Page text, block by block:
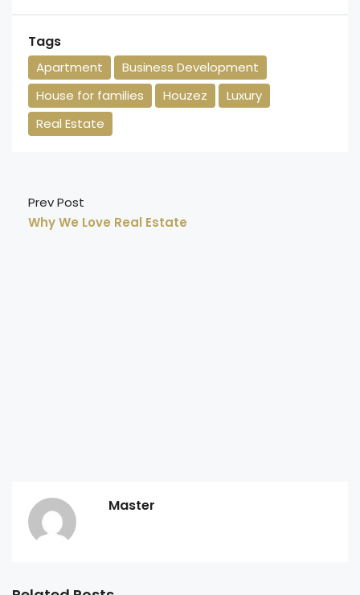
Tags
Apartment
Business Development
House for families
Houzez
Luxury
Real Estate
Prev Post
Why We Love Real Estate
Master